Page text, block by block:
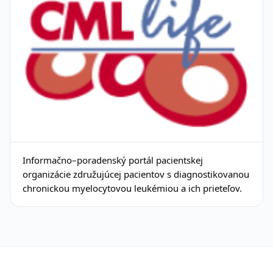
Informačno–poradenský portál pacientskej
organizácie združujúcej pacientov s diagnostikovanou
chronickou myelocytovou leukémiou a ich prieteľov.